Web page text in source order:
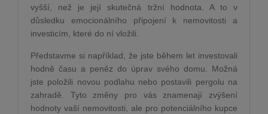
vyšší, než je její skutečná tržní hodnota. A to v
důsledku emocionálního připojení k nemovitosti a
investicím, které do ní vložili.
Představme si například, že jste během let investovali
hodně času a peněz do úprav svého domu. Možná
jste položili novou podlahu nebo postavili pergolu na
zahradě. Tyto změny pro vás znamenají zvýšení
hodnoty vaší nemovitosti, ale pro potenciálního kupce